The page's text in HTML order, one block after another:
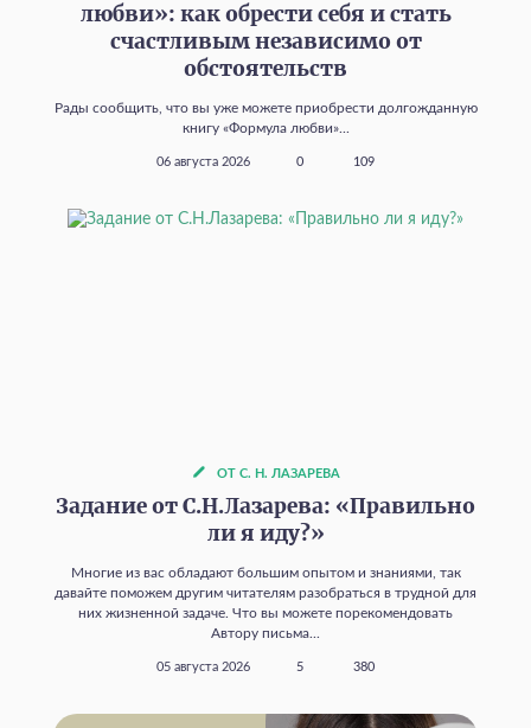
любви»: как обрести себя и стать
счастливым независимо от
обстоятельств
Рады сообщить, что вы уже можете приобрести долгожданную
книгу «Формула любви»...
06 августа 2026 0 109
ОТ С. Н. ЛАЗАРЕВА
Задание от С.Н.Лазарева: «Правильно
ли я иду?»
Многие из вас обладают большим опытом и знаниями, так
давайте поможем другим читателям разобраться в трудной для
них жизненной задаче. Что вы можете порекомендовать
Автору письма...
05 августа 2026 5 380